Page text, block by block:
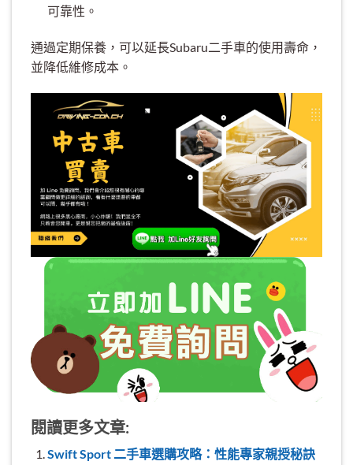
可靠性。
通過定期保養，可以延長Subaru二手車的使用壽命，
並降低維修成本。
閱讀更多文章:
Swift Sport 二手車選購攻略：性能專家親授秘訣